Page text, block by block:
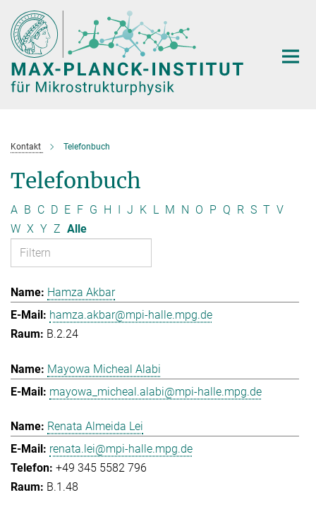
Hauptinhalt
Kontakt Telefonbuch
Telefonbuch
A B C D E F G H I J K L M N O P Q R S T V
W X Y Z Alle
Hamza Akbar
hamza.akbar@mpi-halle.mpg.de
B.2.24
Mayowa Micheal Alabi
mayowa_micheal.alabi@mpi-halle.mpg.de
Renata Almeida Lei
renata.lei@mpi-halle.mpg.de
+49 345 5582 796
B.1.48